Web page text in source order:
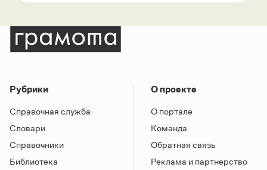
Рубрики
Справочная служба
Словари
Справочники
Библиотека
О проекте
О портале
Команда
Обратная связь
Реклама и партнерство